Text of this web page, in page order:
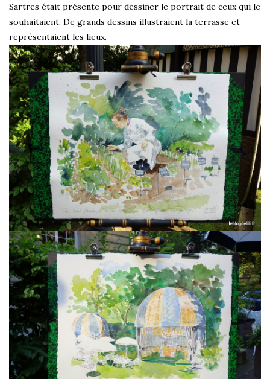
Sartres était présente pour dessiner le portrait de ceux qui le
souhaitaient. De grands dessins illustraient la terrasse et
représentaient les lieux.